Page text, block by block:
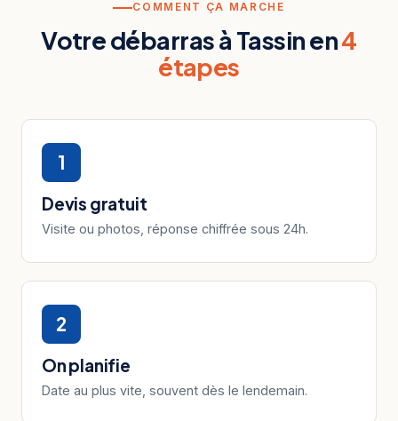
COMMENT ÇA MARCHE
Votre débarras à Tassin en4
étapes
1
Devis gratuit
Visite ou photos, réponse chiffrée sous 24h.
2
On planifie
Date au plus vite, souvent dès le lendemain.